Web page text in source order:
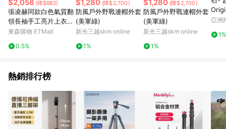
頁不符，以銷售網頁標示為準。 9. 若有贈點爭議，請務必於訂單
日期+180天以內至LINE購物客服洽詢；若超過180天(含)以上進
行申訴，恕無法贈點回饋。 10. 部分點數紅包僅限指定商品使
用，或不適用於無回饋商品。各點數紅包之適用商品與使用條件
請依點數紅包頁面規則為準。
$2,058 (降$882)
張凌赫同款白色氣質翻
領長袖手工亮片上衣百
搭潮牌襯衣寬松休閑男
東森購物 ETMall
0.5%
$1,280 (降$2,700)
防風戶外野戰連帽外套
(美軍綠)
新光三越skm online
1%
$1,280 (降$2,700)
防風戶外野戰連帽外套
(美軍綠)
新光三越skm online
1%
亞洲
1%
熱銷排行榜